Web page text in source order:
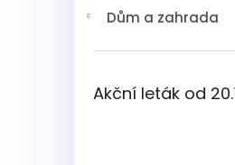
Dům a zahrada
Akční leták od